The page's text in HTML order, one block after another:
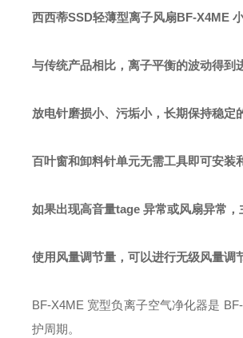
西西蒂SSD轻薄型离子风扇BF-X4ME
与传统产品相比，离子平衡的波动得到
放电针磨损小、污垢小，长期保持稳定
百叶窗和卸料针单元无需工具即可安装
如果出现高音量tage 异常或风扇异常
使用风量调节量，可以进行无级风量调
BF-X4ME 宽型负离子空气净化器是
护周期。